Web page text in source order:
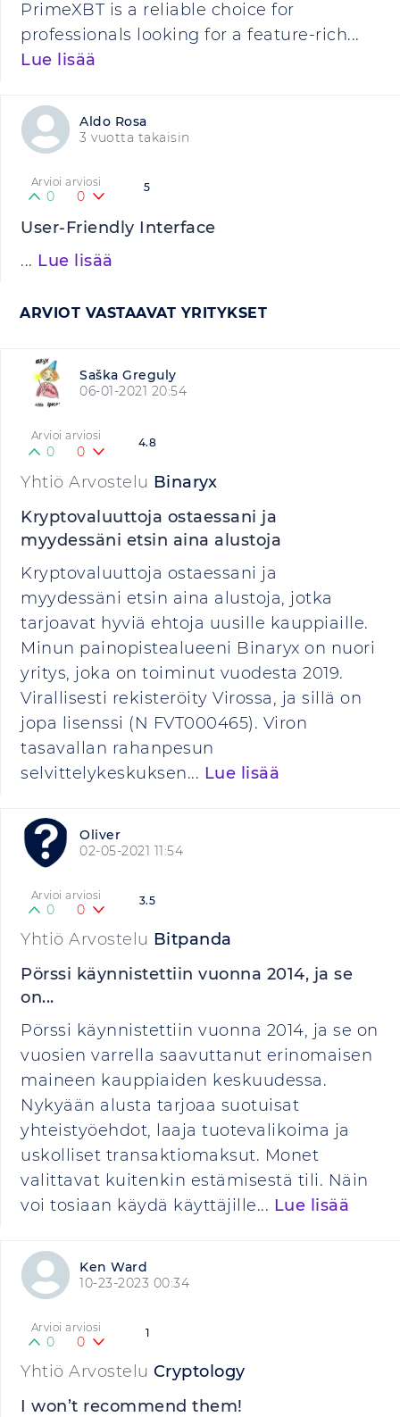
PrimeXBT is a reliable choice for
professionals looking for a feature-rich...
Lue lisää
Aldo Rosa
3 vuotta takaisin
5
Arvioi arviosi
0 0
User-Friendly Interface
... Lue lisää
ARVIOT VASTAAVAT YRITYKSET
Saška Greguly
06-01-2021 20:54
4.8
Arvioi arviosi
0 0
Yhtiö Arvostelu Binaryx
Kryptovaluuttoja ostaessani ja
myydessäni etsin aina alustoja
Kryptovaluuttoja ostaessani ja
myydessäni etsin aina alustoja, jotka
tarjoavat hyviä ehtoja uusille kauppiaille.
Minun painopistealueeni Binaryx on nuori
yritys, joka on toiminut vuodesta 2019.
Virallisesti rekisteröity Virossa, ja sillä on
jopa lisenssi (N FVT000465). Viron
tasavallan rahanpesun
selvittelykeskuksen... Lue lisää
Oliver
02-05-2021 11:54
3.5
Arvioi arviosi
0 0
Yhtiö Arvostelu Bitpanda
Pörssi käynnistettiin vuonna 2014, ja se
on...
Pörssi käynnistettiin vuonna 2014, ja se on
vuosien varrella saavuttanut erinomaisen
maineen kauppiaiden keskuudessa.
Nykyään alusta tarjoaa suotuisat
yhteistyöehdot, laaja tuotevalikoima ja
uskolliset transaktiomaksut. Monet
valittavat kuitenkin estämisestä tili. Näin
voi tosiaan käydä käyttäjille... Lue lisää
Ken Ward
10-23-2023 00:34
1
Arvioi arviosi
0 0
Yhtiö Arvostelu Cryptology
I won’t recommend them!